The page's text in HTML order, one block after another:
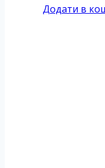
Додати в